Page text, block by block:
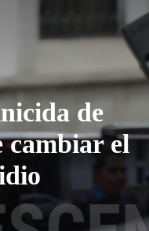
de
cambiar el